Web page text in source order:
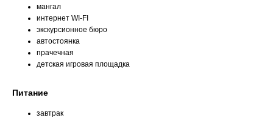
мангал
интернет WI-FI
экскурсионное бюро
автостоянка
прачечная
детская игровая площадка
Питание
завтрак